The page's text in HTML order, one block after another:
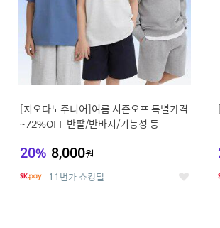
[지오다노주니어]여름 시즌오프 특별가격
~72%OFF 반팔/반바지/기능성 등
20% 8,000원
11번가 쇼킹딜 좋